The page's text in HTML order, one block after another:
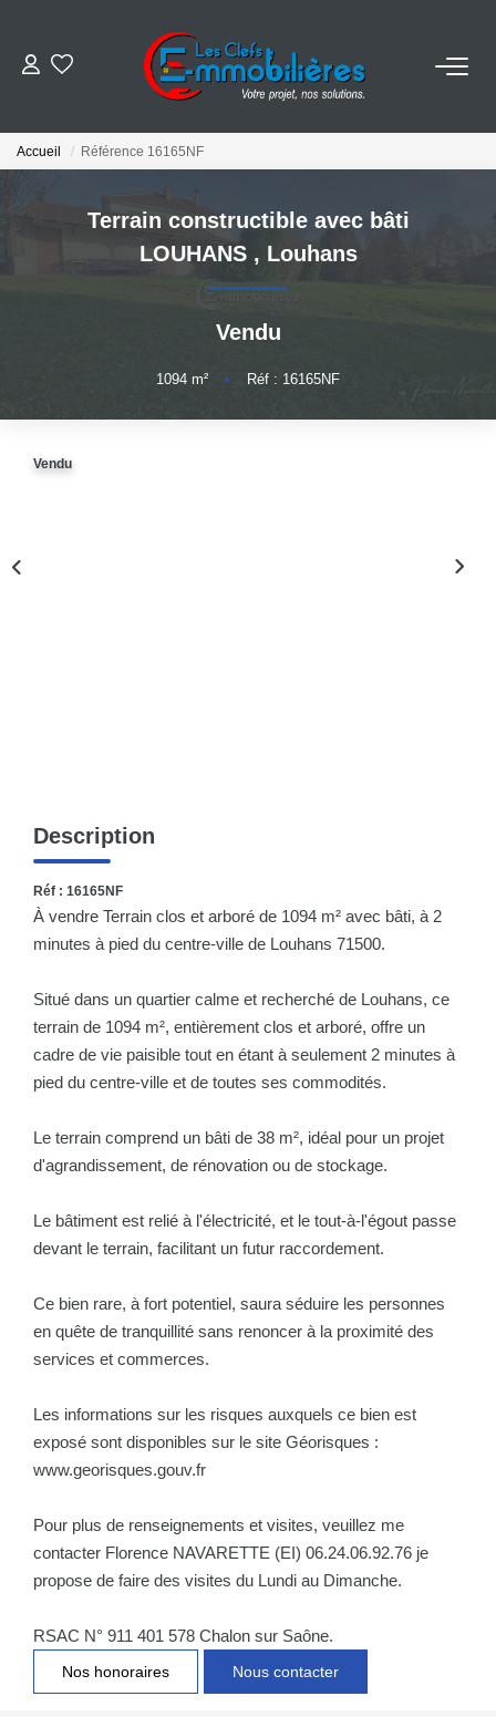
VENDRE
NOS AGENCES
Accueil Référence 16165NF
Terrain constructible avec bâti
LOUHANS , Louhans
Vendu
1094 m² • Réf : 16165NF
Vendu
Description
Réf : 16165NF
À vendre Terrain clos et arboré de 1094 m² avec bâti, à 2
minutes à pied du centre-ville de Louhans 71500.
Situé dans un quartier calme et recherché de Louhans, ce
terrain de 1094 m², entièrement clos et arboré, offre un
cadre de vie paisible tout en étant à seulement 2 minutes à
pied du centre-ville et de toutes ses commodités.
Le terrain comprend un bâti de 38 m², idéal pour un projet
d'agrandissement, de rénovation ou de stockage.
Le bâtiment est relié à l'électricité, et le tout-à-l'égout passe
devant le terrain, facilitant un futur raccordement.
Ce bien rare, à fort potentiel, saura séduire les personnes
en quête de tranquillité sans renoncer à la proximité des
services et commerces.
Les informations sur les risques auxquels ce bien est
exposé sont disponibles sur le site Géorisques :
www.georisques.gouv.fr
Pour plus de renseignements et visites, veuillez me
contacter Florence NAVARETTE (EI) 06.24.06.92.76 je
propose de faire des visites du Lundi au Dimanche.
RSAC N° 911 401 578 Chalon sur Saône.
Nos honoraires Nous contacter